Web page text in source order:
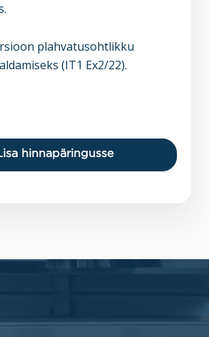
plahvatusohtlikku
(IT1 Ex2/22).
hinnapäringusse